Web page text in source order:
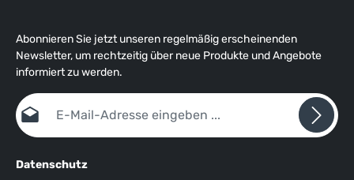
Abonnieren Sie jetzt unseren regelmäßig erscheinenden
Newsletter, um rechtzeitig über neue Produkte und Angebote
informiert zu werden.
E-Mail-Adresse*
Datenschutz